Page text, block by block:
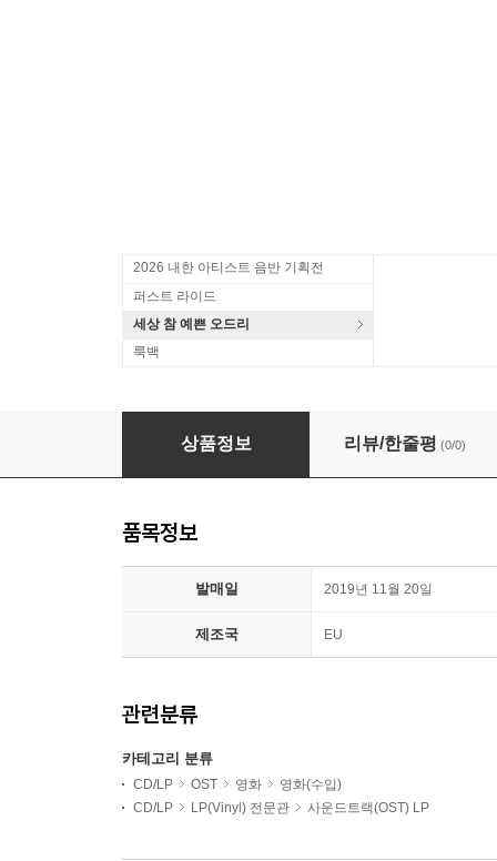
2026 내한 아티스트 음반 기획전
퍼스트 라이드
세상 참 예쁜 오드리
룩백
라스트 크리스마스 영화음악 (Last
상품정보 리뷰/한줄평 (0/0)
품목정보
발매일 2019년 11월 20일
제조국 EU
관련분류
카테고리 분류
CD/LP OST 영화
영화(수입)
CD/LP
LP(Vinyl) 전문관 사운드트랙(OST) LP